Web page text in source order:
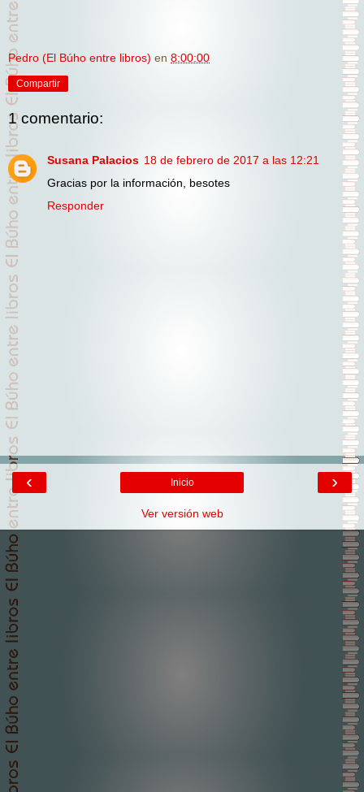
Pedro (El Búho entre libros) en 8:00:00
Compartir
1 comentario:
Susana Palacios 18 de febrero de 2017 a las 12:21
Gracias por la información, besotes
Responder
‹ ›
Inicio
Ver versión web